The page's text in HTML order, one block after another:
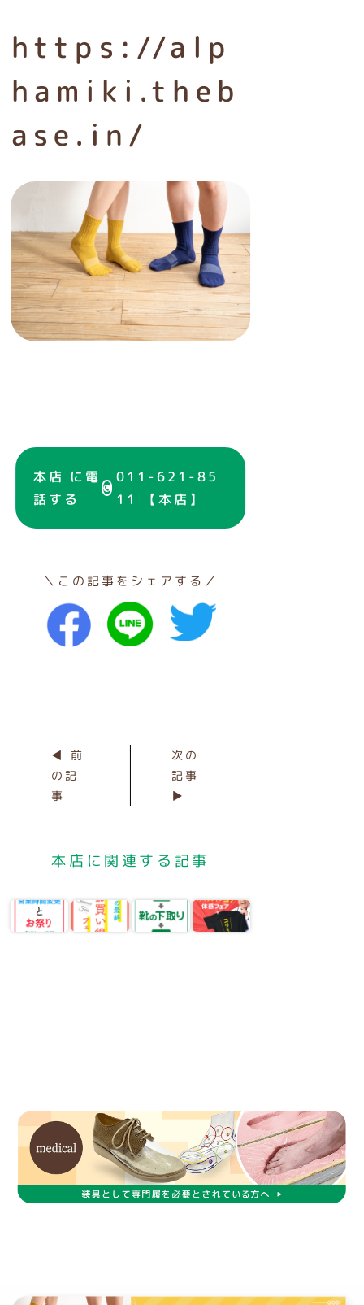
https://alp
hamiki.theb
ase.in/
本店 に電
話する
011-621-85
11 【本店】
＼この記事をシェアする／
◀ 前
の記
事
次の
記事
▶
本店に関連する記事